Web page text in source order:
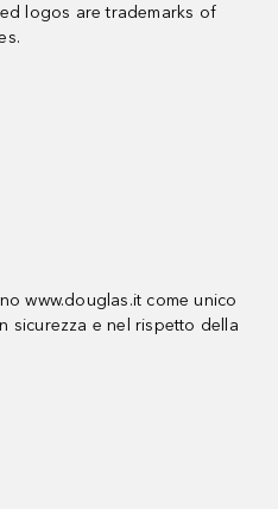
logos are trademarks of
www.douglas.it come unico
sicurezza e nel rispetto della